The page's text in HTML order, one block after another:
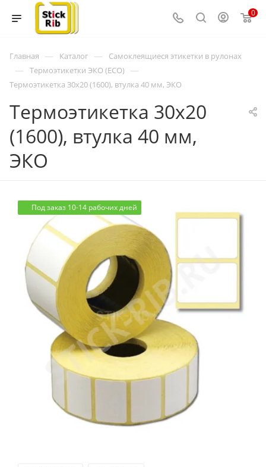
0
Главная — Каталог — Самоклеящиеся этикетки в рулонах
— Термоэтикетки ЭКО (ECO) —
Термоэтикетка 30x20 (1600), втулка 40 мм, ЭКО
Термоэтикетка 30x20
(1600), втулка 40 мм,
ЭКО
Под заказ 10-14 рабочих дней